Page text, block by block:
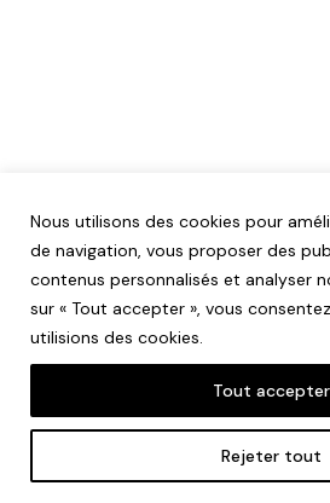
Nous utilisons des cookies pour
de navigation, vous proposer des
contenus personnalisés et analyser
sur « Tout accepter », vous
utilisions des cookies.
Rejeter tout
Tout accepter